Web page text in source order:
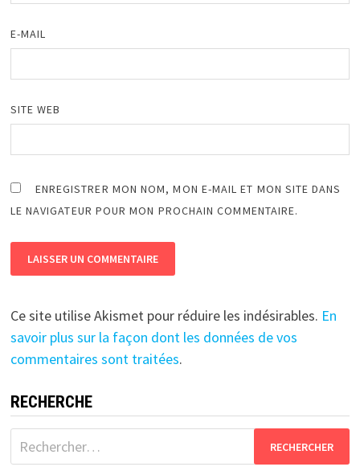
E-MAIL
SITE WEB
ENREGISTRER MON NOM, MON E-MAIL ET MON SITE DANS
LE NAVIGATEUR POUR MON PROCHAIN COMMENTAIRE.
Ce site utilise Akismet pour réduire les indésirables. En
savoir plus sur la façon dont les données de vos
commentaires sont traitées.
RECHERCHE
Rechercher :